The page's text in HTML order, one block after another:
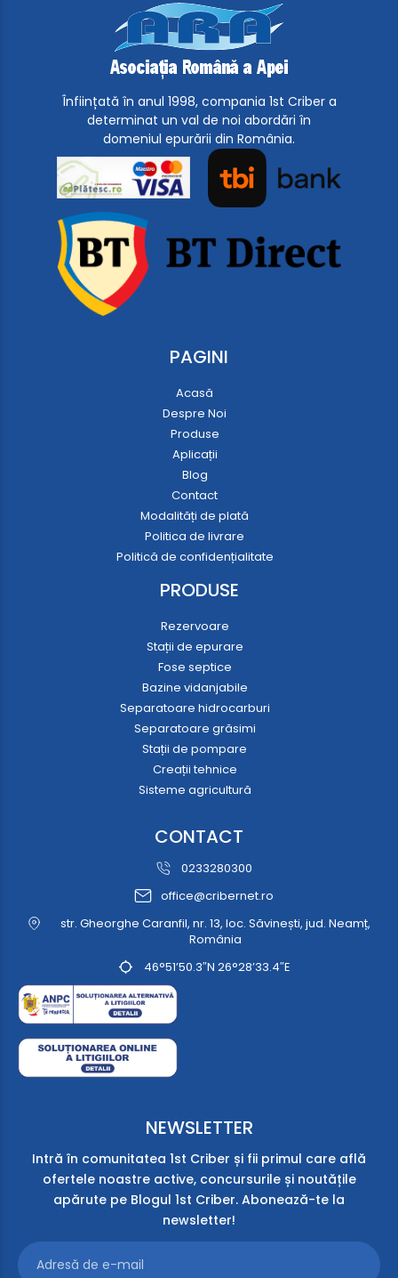
Înființată în anul 1998, compania 1st Criber a
determinat un val de noi abordări în
domeniul epurării din România.
PAGINI
Acasă
Despre Noi
Produse
Aplicații
Blog
Contact
Modalități de plată
Politica de livrare
Politică de confidențialitate
PRODUSE
Rezervoare
Stații de epurare
Fose septice
Bazine vidanjabile
Separatoare hidrocarburi
Separatoare grăsimi
Stații de pompare
Creații tehnice
Sisteme agricultură
CONTACT
0233280300
office@cribernet.ro
str. Gheorghe Caranfil, nr. 13, loc. Săvinești, jud. Neamț,
România
46°51’50.3″N 26°28’33.4″E
NEWSLETTER
Intră în comunitatea 1st Criber și fii primul care află
ofertele noastre active, concursurile și noutățile
apărute pe Blogul 1st Criber. Abonează-te la
newsletter!